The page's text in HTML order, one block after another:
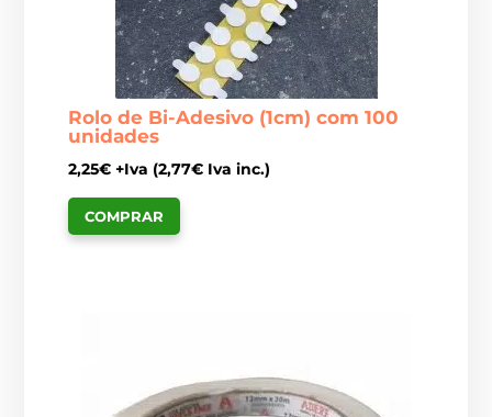
Rolo de Bi-Adesivo (1cm) com 100
unidades
2,25€ +Iva (2,77€ Iva inc.)
COMPRAR